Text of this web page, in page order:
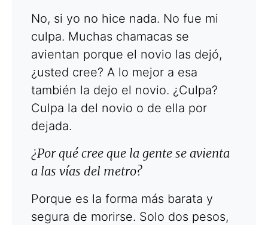
No, si yo no hice nada. No fue mi
culpa. Muchas chamacas se
avientan porque el novio las dejó,
¿usted cree? A lo mejor a esa
también la dejo el novio. ¿Culpa?
Culpa la del novio o de ella por
dejada.
¿Por qué cree que la gente se avienta
a las vías del metro?
Porque es la forma más barata y
segura de morirse. Solo dos pesos,